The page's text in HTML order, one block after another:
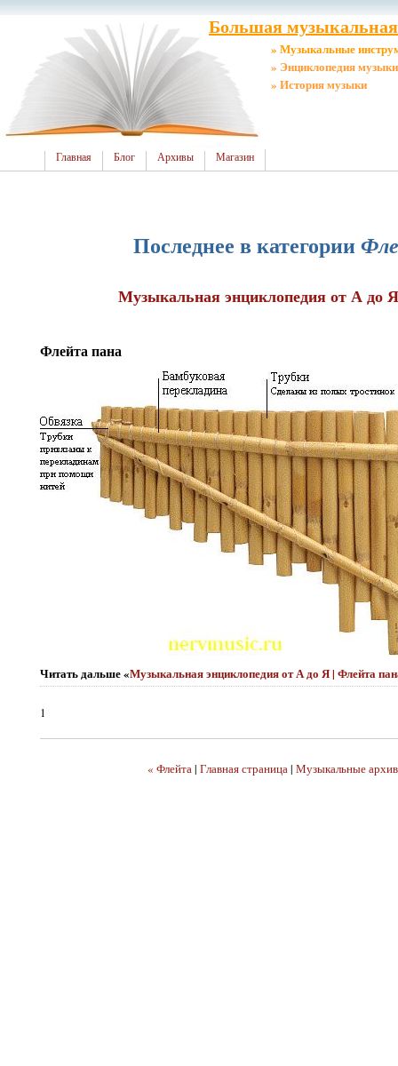
Большая
» Музыкальные
» Энциклопедия музыки
» История музыки
Главная Блог Архивы Магазин
Последнее в категории
Музыкальная энциклопедия от А до
Флейта пана
Читать дальше «Музыкальная энциклопедия от А до Я | Флейта
1
« Флейта| Главная страница| Музыкальные